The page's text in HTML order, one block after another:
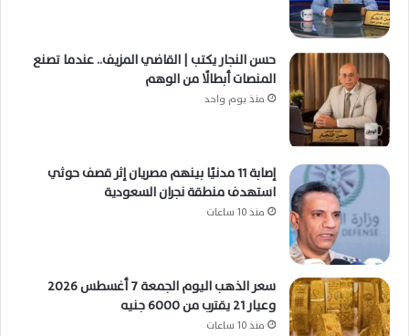
حسن النجار يكتب | القاضي المزيف.. عندما تصنع
المنصات أبطالًا من الوهم
منذ يوم واحد
إصابة 11 مدنيًا بينهم مصريان إثر قصف حوثي
استهدف منطقة نجران السعودية
منذ 10 ساعات
سعر الذهب اليوم الجمعة 7 أغسطس 2026
وعيار 21 يقترب من 6000 جنيه
منذ 10 ساعات